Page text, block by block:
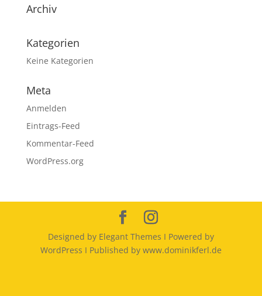
Archiv
Kategorien
Keine Kategorien
Meta
Anmelden
Eintrags-Feed
Kommentar-Feed
WordPress.org
Designed by Elegant Themes I Powered by
WordPress I Published by www.dominikferl.de